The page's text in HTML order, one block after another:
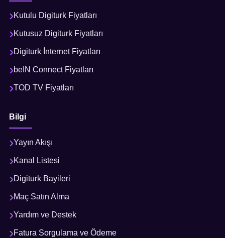
Kutulu Digiturk Fiyatları
Kutusuz Digiturk Fiyatları
Digiturk İnternet Fiyatları
beIN Connect Fiyatları
TOD TV Fiyatları
Bilgi
Yayın Akışı
Kanal Listesi
Digiturk Bayileri
Maç Satın Alma
Yardım ve Destek
Fatura Sorgulama ve Ödeme